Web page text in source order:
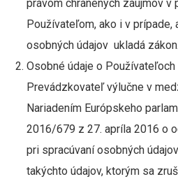
právom chránených záujmov v
Používateľom, ako i v prípade,
osobných údajov ukladá zákon.
Osobné údaje o Používateľoch
Prevádzkovateľ výlučne v
Nariadením Európskeho
2016/679 z 27. apríla 2016 o
pri spracúvaní osobných
takýchto údajov, ktorým sa